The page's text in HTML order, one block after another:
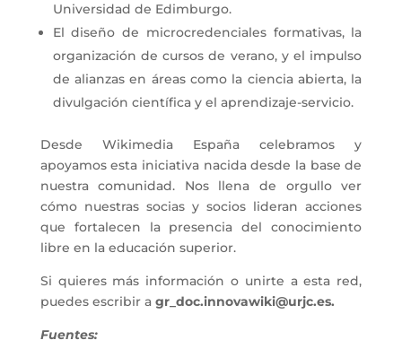
Universidad de Edimburgo.
El diseño de microcredenciales formativas, la
organización de cursos de verano, y el impulso
de alianzas en áreas como la ciencia abierta, la
divulgación científica y el aprendizaje-servicio.
Desde Wikimedia España celebramos y
apoyamos esta iniciativa nacida desde la base de
nuestra comunidad. Nos llena de orgullo ver
cómo nuestras socias y socios lideran acciones
que fortalecen la presencia del conocimiento
libre en la educación superior.
Si quieres más información o unirte a esta red,
puedes escribir a gr_doc.innovawiki@urjc.es.
Fuentes: